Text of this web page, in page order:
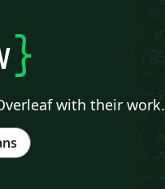
}
with their work.